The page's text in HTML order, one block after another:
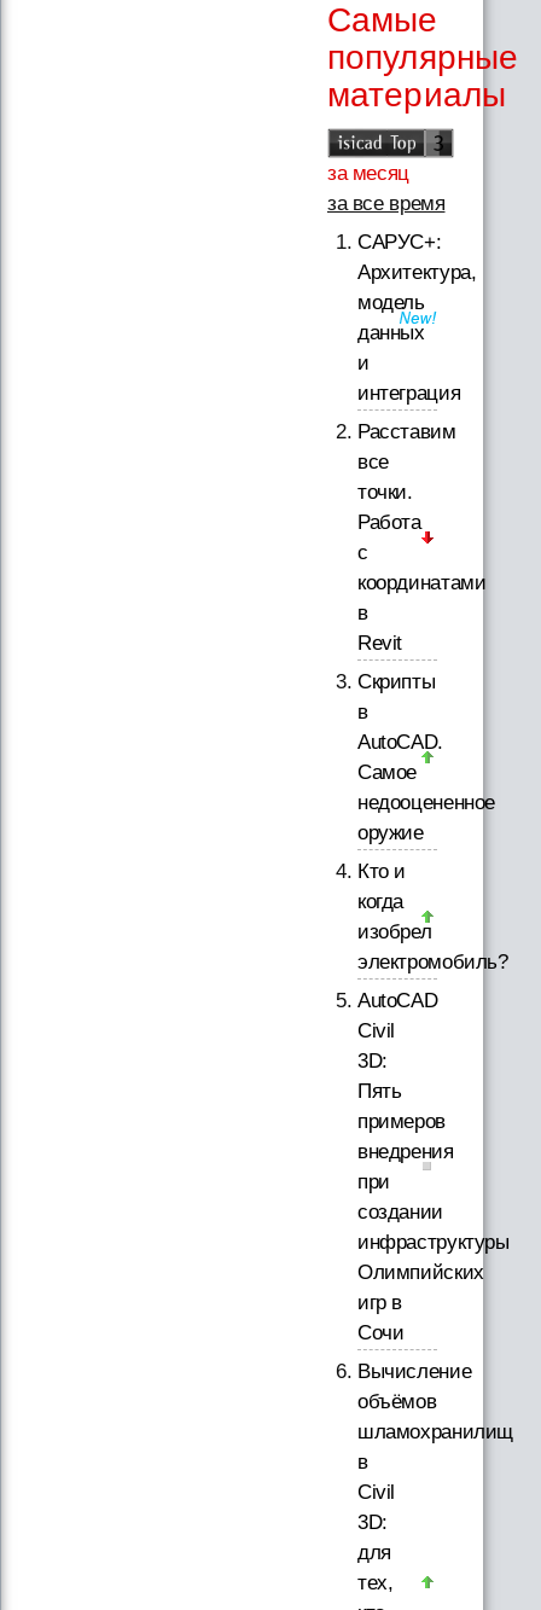
Самые
популярные
материалы
за месяц
за все время
САРУС+:
Архитектура,
модель
данных
и
интеграция
Расставим
все
точки.
Работа
с
координатами
в
Revit
Скрипты
в
AutoCAD.
Самое
недооцененное
оружие
Кто и
когда
изобрел
электромобиль?
AutoCAD
Civil
3D:
Пять
примеров
внедрения
при
создании
инфраструктуры
Олимпийских
игр в
Сочи
Вычисление
объёмов
шламохранилищ
в
Civil
3D:
для
тех,